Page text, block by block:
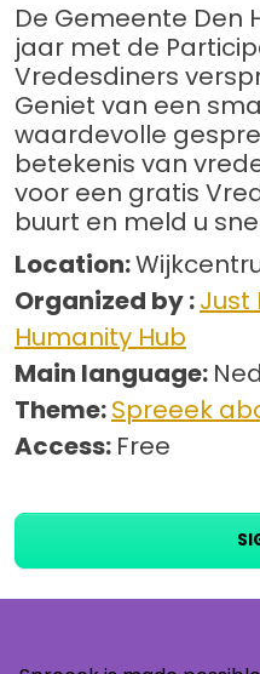
De Gemeente Den
jaar met de
Vredesdiners
Geniet van een
waardevolle
betekenis van
voor een gratis
buurt en meld u
Location:
Organized by :Just
Humanity Hub
Main language:
Theme:Spreeek
Access: Free